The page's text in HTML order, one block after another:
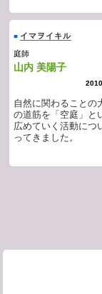
■ イマヲイキル
庭師
山内 美陽子
自然に関わることの
の道筋を「空庭」と
広めていく活動につ
ってきました。